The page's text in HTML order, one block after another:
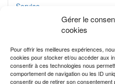
Gérer le
cookies
Pour offrir les meilleures expériences,
cookies pour stocker et/ou accéder aux
consentir à ces technologies nous
comportement de navigation ou les ID
consentir ou de retirer son
Service
Utile au quotidien
Voyage